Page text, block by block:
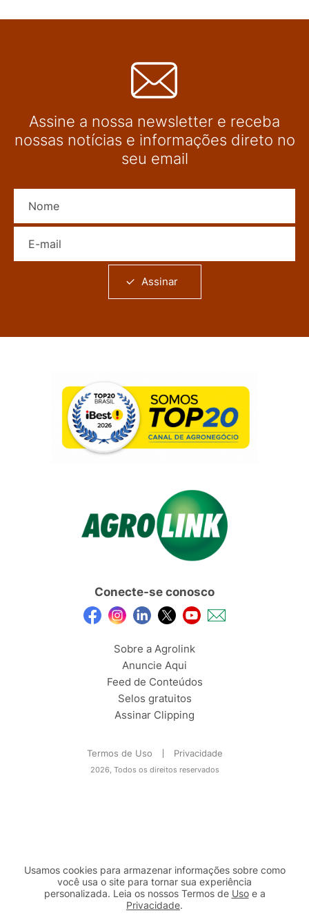
Assine a nossa newsletter e receba
nossas notícias e informações direto no
seu email
Assinar
Conecte-se conosco
Sobre a Agrolink
Anuncie Aqui
Feed de Conteúdos
Selos gratuitos
Assinar Clipping
Termos de Uso Privacidade
2026, Todos os direitos reservados
Usamos cookies para armazenar informações sobre como
você usa o site para tornar sua experiência
personalizada. Leia os nossos Termos de Usoe a
Privacidade.